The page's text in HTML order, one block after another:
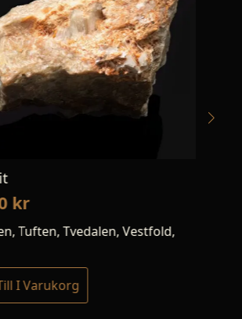
Tuften, Tvedalen, Vestfold,
I Varukorg